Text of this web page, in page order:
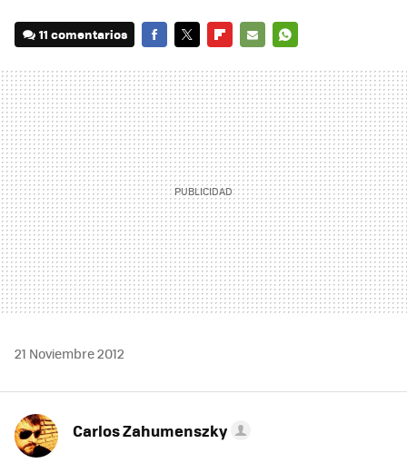
11 comentarios
MAIL
21 Noviembre 2012
Carlos Zahumenszky